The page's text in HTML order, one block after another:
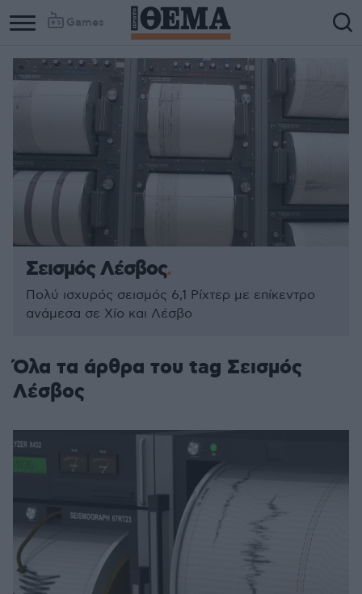
Games
Σεισμός Λέσβος
Πολύ ισχυρός σεισμός 6,1 Ρίχτερ με επίκεντρο
ανάμεσα σε Χίο και Λέσβο
Όλα τα άρθρα του tag Σεισμός
Λέσβος